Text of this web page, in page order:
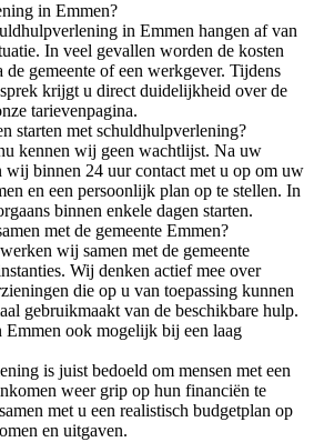
in Emmen?
in Emmen hangen af van
In veel gevallen worden de kosten
de gemeente of een werkgever. Tijdens
krijgt u direct duidelijkheid over de
tarievenpagina.
starten met schuldhulpverlening?
kennen wij geen wachtlijst. Na uw
wij binnen 24 uur contact met u op om uw
en een persoonlijk plan op te stellen. In
binnen enkele dagen starten.
met de gemeente Emmen?
wij samen met de gemeente
Wij denken actief mee over
die op u van toepassing kunnen
gebruikmaakt van de beschikbare hulp.
ook mogelijk bij een laag
is juist bedoeld om mensen met een
weer grip op hun financiën te
met u een realistisch budgetplan op
en uitgaven.